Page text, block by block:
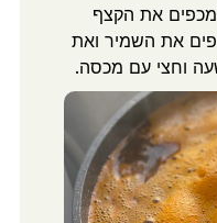
את הקצף
את השמיר ואת
וחצי עם מכסה.